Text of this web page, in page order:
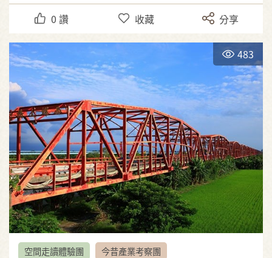
0 讚 收藏 分享
483
空間走讀體驗團 今昔產業考察團